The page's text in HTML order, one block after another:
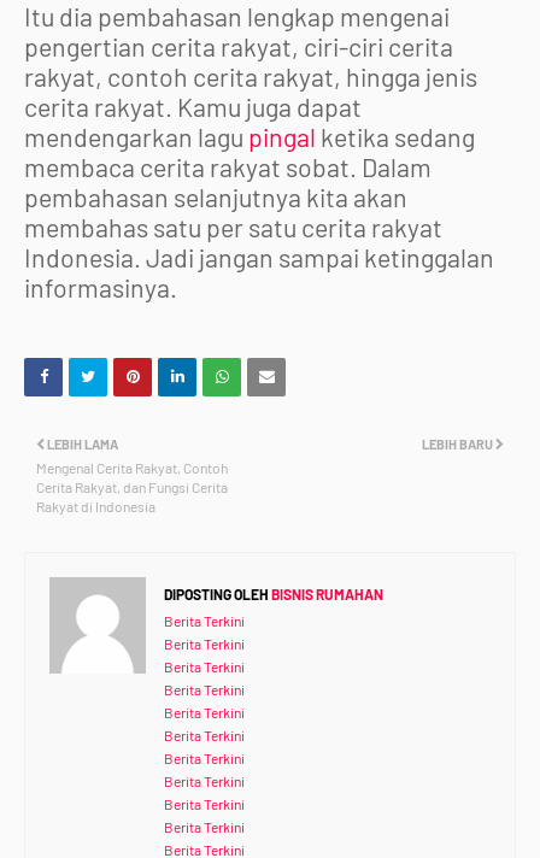
Itu dia pembahasan lengkap mengenai
pengertian cerita rakyat, ciri-ciri cerita
rakyat, contoh cerita rakyat, hingga jenis
cerita rakyat. Kamu juga dapat
mendengarkan lagu pingal ketika sedang
membaca cerita rakyat sobat. Dalam
pembahasan selanjutnya kita akan
membahas satu per satu cerita rakyat
Indonesia. Jadi jangan sampai ketinggalan
informasinya.
LEBIH BARU
LEBIH LAMA
Mengenal Cerita Rakyat, Contoh
Cerita Rakyat, dan Fungsi Cerita
Rakyat di Indonesia
DIPOSTING OLEH BISNIS RUMAHAN
Berita Terkini
Berita Terkini
Berita Terkini
Berita Terkini
Berita Terkini
Berita Terkini
Berita Terkini
Berita Terkini
Berita Terkini
Berita Terkini
Berita Terkini